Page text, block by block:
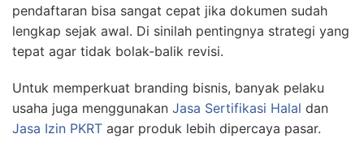
pendaftaran bisa sangat cepat jika dokumen sudah
lengkap sejak awal. Di sinilah pentingnya strategi yang
tepat agar tidak bolak-balik revisi.
Untuk memperkuat branding bisnis, banyak pelaku
usaha juga menggunakan Jasa Sertifikasi Halal dan
Jasa Izin PKRT agar produk lebih dipercaya pasar.